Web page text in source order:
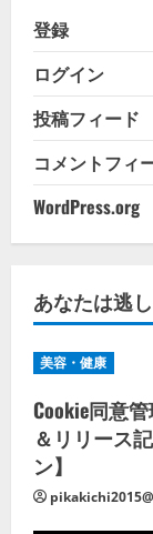
登録
ログイン
投稿フィード
コメントフィ
WordPress.org
あなたは逃
美容・健康
Cookie同意
＆リリース
ン】